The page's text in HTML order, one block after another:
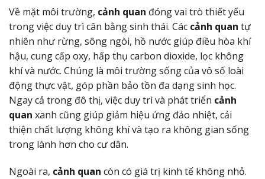
Về mặt môi trường, cảnh quan đóng vai trò thiết yếu
trong việc duy trì cân bằng sinh thái. Các cảnh quan tự
nhiên như rừng, sông ngòi, hồ nước giúp điều hòa khí
hậu, cung cấp oxy, hấp thụ carbon dioxide, lọc không
khí và nước. Chúng là môi trường sống của vô số loài
động thực vật, góp phần bảo tồn đa dạng sinh học.
Ngay cả trong đô thị, việc duy trì và phát triển cảnh
quan xanh cũng giúp giảm hiệu ứng đảo nhiệt, cải
thiện chất lượng không khí và tạo ra không gian sống
trong lành hơn cho cư dân.
Ngoài ra, cảnh quan còn có giá trị kinh tế không nhỏ.